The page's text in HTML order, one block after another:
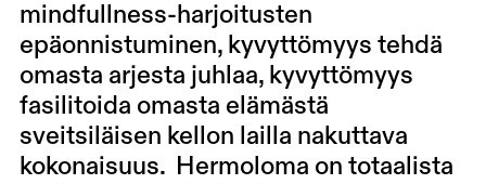
mindfullness-harjoitusten
epäonnistuminen, kyvyttömyys tehdä
omasta arjesta juhlaa, kyvyttömyys
fasilitoida omasta elämästä
sveitsiläisen kellon lailla nakuttava
kokonaisuus. Hermoloma on totaalista